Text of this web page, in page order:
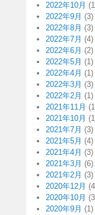
2022年10月
2022年9月 (3)
2022年8月 (3)
2022年7月 (4)
2022年6月 (2)
2022年5月 (1)
2022年4月 (1)
2022年3月 (3)
2022年2月 (1)
2021年11月
2021年10月
2021年7月 (3)
2021年5月 (4)
2021年4月 (3)
2021年3月 (6)
2021年2月 (3)
2020年12月
2020年10月
2020年9月 (1)